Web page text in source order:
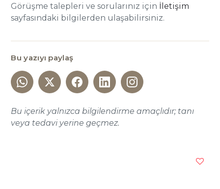
Görüşme talepleri ve sorularınız için İletişim
sayfasındaki bilgilerden ulaşabilirsiniz.
Bu yazıyı paylaş
Bu içerik yalnızca bilgilendirme amaçlıdır; tanı
veya tedavi yerine geçmez.